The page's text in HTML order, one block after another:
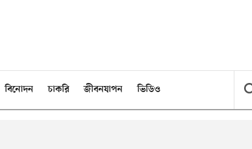
বিনোদন চাকরি জীবনযাপন ভিডিও